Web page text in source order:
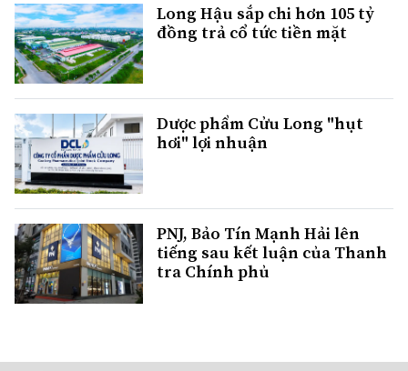
Long Hậu sắp chi hơn 105 tỷ
đồng trả cổ tức tiền mặt
Dược phẩm Cửu Long "hụt
hơi" lợi nhuận
PNJ, Bảo Tín Mạnh Hải lên
tiếng sau kết luận của Thanh
tra Chính phủ